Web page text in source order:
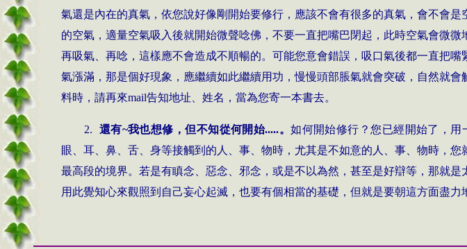
氣還是內在的真氣，依您說好像剛開始要修行，應該不會有很多的真氣，會不會
的空氣，適量空氣吸入後就開始微聲唸佛，不要一直把嘴巴閉起，此時空氣會微
再吸氣、再唸，這樣應不會造成不順暢的。可能您意會錯誤，吸口氣後都一直把
氣漲滿，那是個好現象，應繼續如此繼續用功，慢慢頭部脹氣就會突破，自然就
料時，請再來mail告知地址、姓名，當為您寄一本書去。
2. 還有~我也想修，但不知從何開始.....。如何開始修行？您已經開始了，
眼、耳、鼻、舌、身等接觸到的人、事、物時，尤其是不如意的人、事、物時，
最高段的境界。若是有瞋念、惡念、邪念，或是不以為然，甚至是好辯等，那就
用此覺知心來觀照到自己妄心起滅，也要有個相當的基礎，但就是要朝這方面盡力